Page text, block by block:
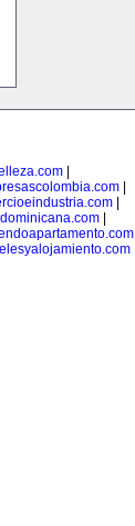
|
|
|
|